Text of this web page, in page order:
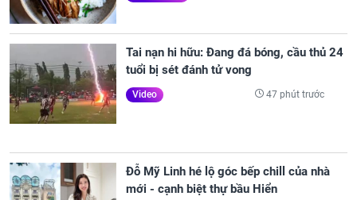
Tai nạn hi hữu: Đang đá bóng, cầu thủ 24
tuổi bị sét đánh tử vong
Video 47 phút trước
Đỗ Mỹ Linh hé lộ góc bếp chill của nhà
mới - cạnh biệt thự bầu Hiển